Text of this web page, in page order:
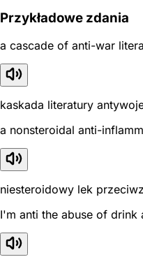
Przykładowe zdania
a cascade of anti-war
kaskada literatury
a nonsteroidal anti-
niesteroidowy lek
I'm anti the abuse of drink